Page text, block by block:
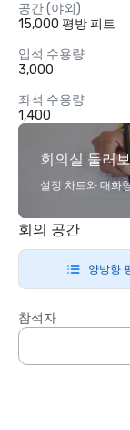
공간 (야외)
15,000 평방 피트
입석 수용량
3,000
좌석 수용량
1,400
회의실 둘러
설정 차트와 대화
회의 공간
양방향
참석자